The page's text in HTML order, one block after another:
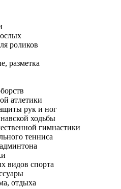
роликов
разметка
атлетики
рук и ног
ходьбы
гимнастики
тенниса
видов спорта
отдыха